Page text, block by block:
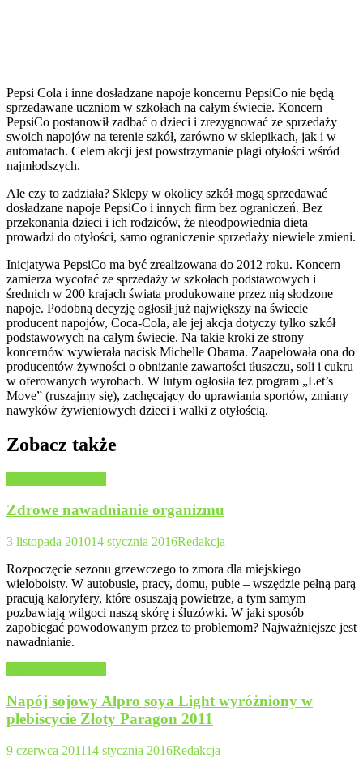
Pepsi Cola i inne dosładzane napoje koncernu PepsiCo nie będą
sprzedawane uczniom w szkołach na całym świecie. Koncern
PepsiCo postanowił zadbać o dzieci i zrezygnować ze sprzedaży
swoich napojów na terenie szkół, zarówno w sklepikach, jak i w
automatach. Celem akcji jest powstrzymanie plagi otyłości wśród
najmłodszych.
Ale czy to zadziała? Sklepy w okolicy szkół mogą sprzedawać
dosładzane napoje PepsiCo i innych firm bez ograniczeń. Bez
przekonania dzieci i ich rodziców, że nieodpowiednia dieta
prowadzi do otyłości, samo ograniczenie sprzedaży niewiele zmieni.
Inicjatywa PepsiCo ma być zrealizowana do 2012 roku. Koncern
zamierza wycofać ze sprzedaży w szkołach podstawowych i
średnich w 200 krajach świata produkowane przez nią słodzone
napoje. Podobną decyzję ogłosił już największy na świecie
producent napojów, Coca-Cola, ale jej akcja dotyczy tylko szkół
podstawowych na całym świecie. Na takie kroki ze strony
koncernów wywierała nacisk Michelle Obama. Zaapelowała ona do
producentów żywności o obniżanie zawartości tłuszczu, soli i cukru
w oferowanych wyrobach. W lutym ogłosiła tez program „Let’s
Move” (ruszajmy się), zachęcający do uprawiania sportów, zmiany
nawyków żywieniowych dzieci i walki z otyłością.
Zobacz także
Zdrowe nawadnianie organizmu
3 listopada 201014 stycznia 2016Redakcja
Rozpoczęcie sezonu grzewczego to zmora dla miejskiego
wieloboisty. W autobusie, pracy, domu, pubie – wszędzie pełną parą
pracują kaloryfery, które osuszają powietrze, a tym samym
pozbawiają wilgoci naszą skórę i śluzówki. W jaki sposób
zapobiegać powodowanym przez to problemom? Najważniejsze jest
nawadnianie.
Napój sojowy Alpro soya Light wyróżniony w
plebiscycie Złoty Paragon 2011
9 czerwca 201114 stycznia 2016Redakcja